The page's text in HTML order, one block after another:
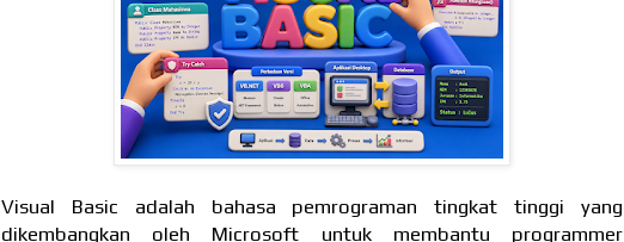
Visual Basic adalah bahasa pemrograman tingkat tinggi yang
dikembangkan oleh Microsoft untuk membantu programmer